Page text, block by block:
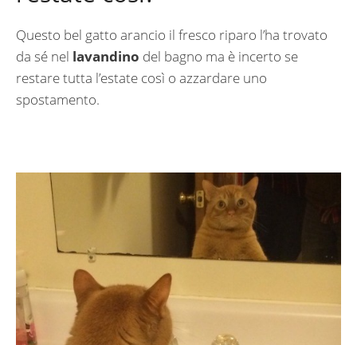
Questo bel gatto arancio il fresco riparo l’ha trovato
da sé nel lavandino del bagno ma è incerto se
restare tutta l’estate così o azzardare uno
spostamento.